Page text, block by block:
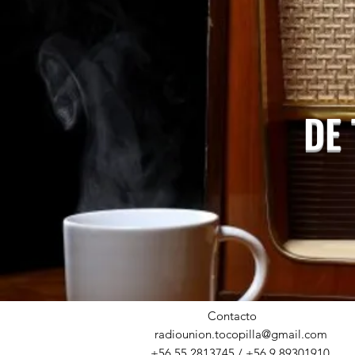
DE
Contacto
radiounion.tocopilla@gmail.com